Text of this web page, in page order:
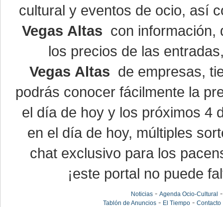
cultural y eventos de ocio, así
Vegas Altas con información,
los precios de las
Vegas Altas de empresas,
podrás conocer fácilmente la
el día de hoy y los próximos 4
en el día de hoy, múltiples
chat exclusivo para los
¡este portal no puede
Noticias -Agenda Ocio-Cultural
Tablón de Anuncios - El Tiempo -Contacto